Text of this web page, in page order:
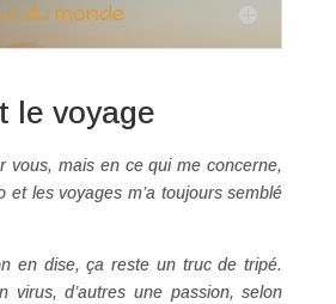
du monde
le voyage
vous, mais en ce qui me concerne,
et les voyages m’a toujours semblé
en dise, ça reste un truc de tripé.
virus, d’autres une passion, selon